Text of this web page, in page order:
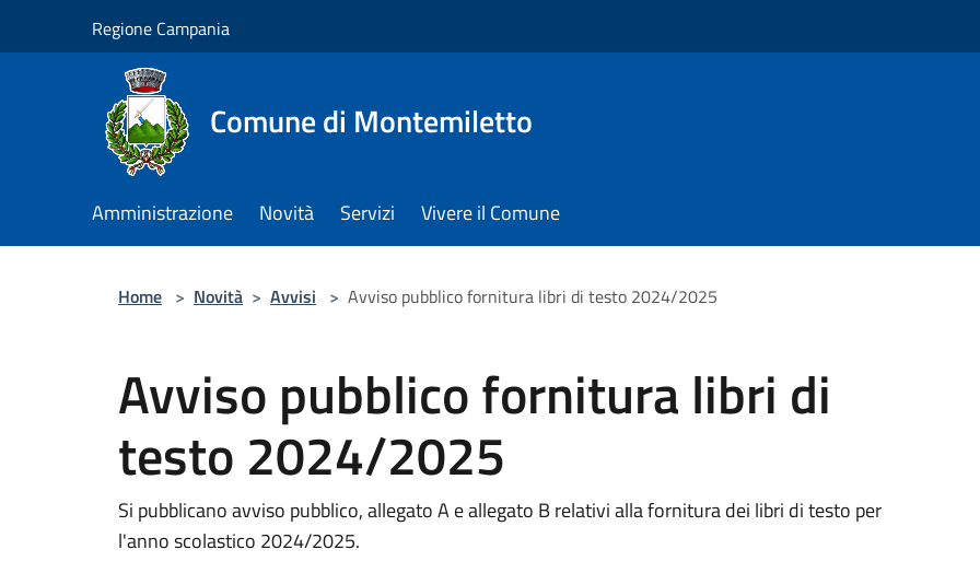
Regione Campania
Comune di Montemiletto
Amministrazione Novità Servizi Vivere il Comune
Home > Novità > Avvisi > Avviso pubblico fornitura libri di testo 2024/2025
Avviso pubblico fornitura libri di
testo 2024/2025
Si pubblicano avviso pubblico, allegato A e allegato B relativi alla fornitura dei libri di testo per
l'anno scolastico 2024/2025.